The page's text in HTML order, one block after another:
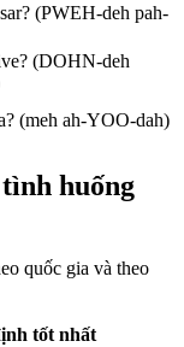
(PWEH-deh pah-
(DOHN-deh
(meh ah-YOO-dah)
huống
quốc gia và theo
tốt nhất